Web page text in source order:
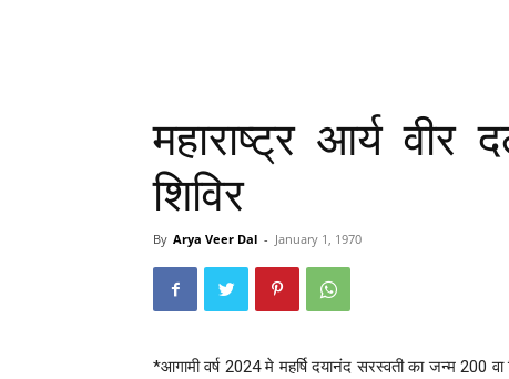
महाराष्ट्र आर्य
शिविर
By Arya Veer Dal - January 1, 1970
*आगामी वर्ष 2024 मे महर्षि दयानंद सरस्वती का जन्म 200 वा